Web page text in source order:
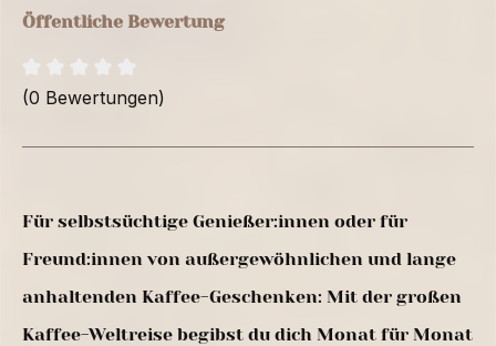
Öffentliche Bewertung
(0 Bewertungen)
Für selbstsüchtige Genießer:innen oder für
Freund:innen von außergewöhnlichen und lange
anhaltenden Kaffee-Geschenken: Mit der großen
Kaffee-Weltreise begibst du dich Monat für Monat